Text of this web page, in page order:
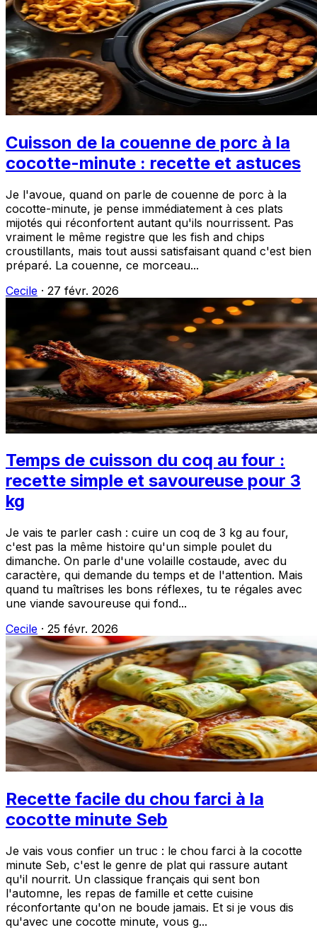
Cuisson de la couenne de porc à la
cocotte-minute : recette et astuces
Je l'avoue, quand on parle de couenne de porc à la
cocotte-minute, je pense immédiatement à ces plats
mijotés qui réconfortent autant qu'ils nourrissent. Pas
vraiment le même registre que les fish and chips
croustillants, mais tout aussi satisfaisant quand c'est bien
préparé. La couenne, ce morceau...
Cecile · 27 févr. 2026
Temps de cuisson du coq au four :
recette simple et savoureuse pour 3
kg
Je vais te parler cash : cuire un coq de 3 kg au four,
c'est pas la même histoire qu'un simple poulet du
dimanche. On parle d'une volaille costaude, avec du
caractère, qui demande du temps et de l'attention. Mais
quand tu maîtrises les bons réflexes, tu te régales avec
une viande savoureuse qui fond...
Cecile · 25 févr. 2026
Recette facile du chou farci à la
cocotte minute Seb
Je vais vous confier un truc : le chou farci à la cocotte
minute Seb, c'est le genre de plat qui rassure autant
qu'il nourrit. Un classique français qui sent bon
l'automne, les repas de famille et cette cuisine
réconfortante qu'on ne boude jamais. Et si je vous dis
qu'avec une cocotte minute, vous g...